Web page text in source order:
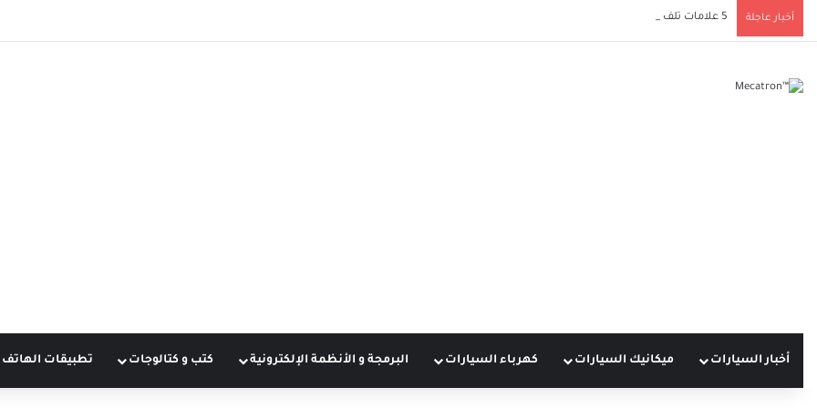
أخبار عاجلة 5 علامات تلف دعامة ناقل الحركة يجب ألا تتجاهلها لحماية سيارتك
أخبار السيارات ميكانيك السيارات كهرباء السيارات البرمجة و الأنظمة الإلكترونية كتب و كتالوجات تطبيقات الهاتف